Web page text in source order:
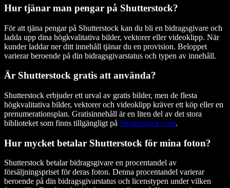
Hur tjänar man pengar på Shutterstock?
För att tjäna pengar på Shutterstock kan du bli en bidragsgivare och
ladda upp dina högkvalitativa bilder, vektorer eller videoklipp. När
kunder laddar ner ditt innehåll tjänar du en provision. Beloppet
varierar beroende på din bidragsgivarstatus och typen av innehåll.
Är Shutterstock gratis att använda?
Shutterstock erbjuder ett urval av gratis bilder, men de flesta
högkvalitativa bilder, vektorer och videoklipp kräver ett köp eller en
prenumerationsplan. Gratisinnehåll är en liten del av det stora
biblioteket som finns tillgängligt på Shutterstock.com.
Hur mycket betalar Shutterstock för mina foton?
Shutterstock betalar bidragsgivare en procentandel av
försäljningspriset för deras foton. Denna procentandel varierar
beroende på din bidragsgivarstatus och licenstypen under vilken